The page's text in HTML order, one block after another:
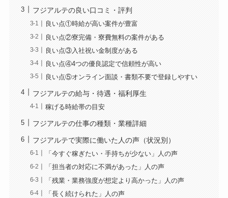
フジアルテの良い口コミ・評判
良い点①時給が高い案件が豊富
良い点②寮完備・寮費無料の案件がある
良い点③入社祝い金制度がある
良い点④4つの優良認定で信頼性が高い
良い点⑤オンライン面談・書類不要で登録しやすい
フジアルテの給与・待遇・福利厚生
稼げる時給帯の目安
フジアルテの仕事の種類・業種詳細
フジアルテで実際に働いた人の声（状況別）
「今すぐ稼ぎたい・手持ちが少ない」人の声
「担当者の対応に不満があった」人の声
「残業・業務強度が想定より高かった」人の声
「長く続けられた」人の声